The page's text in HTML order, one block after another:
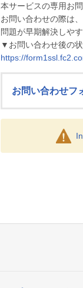
本サービスの専用お
お問い合わせの際は
問題が早期解決しやす
▼お問い合わせ後の
https://
お問い合わせフ